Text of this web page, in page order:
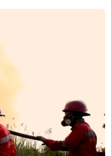
chủ tranh cãi
việc bà Pelosi bác
trở lại 1/4 số cơ quan
do không có